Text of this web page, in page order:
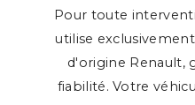
Pour toute
utilise
d'origine Renault,
fiabilité. Votre